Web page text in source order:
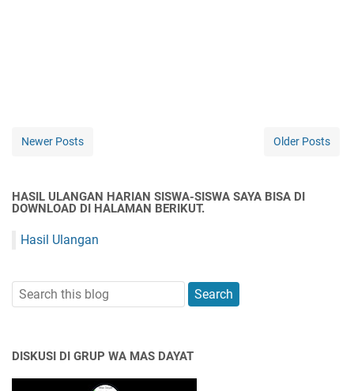
Newer Posts Older Posts
HASIL ULANGAN HARIAN SISWA-SISWA SAYA BISA DI
DOWNLOAD DI HALAMAN BERIKUT.
Hasil Ulangan
DISKUSI DI GRUP WA MAS DAYAT